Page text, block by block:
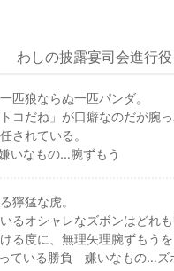
わしの披露宴司会進行
匹狼ならぬ一匹パンダ。
コだね」が口癖なのだが腕
されている。
いなもの…腕ずもう
獰猛な虎。
るオシャレなズボンはどれも
る度に、無理矢理腕ずもうを
ている勝負 嫌いなもの…ズ